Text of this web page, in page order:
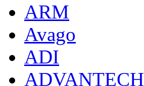
ARM
Avago
ADI
ADVANTECH